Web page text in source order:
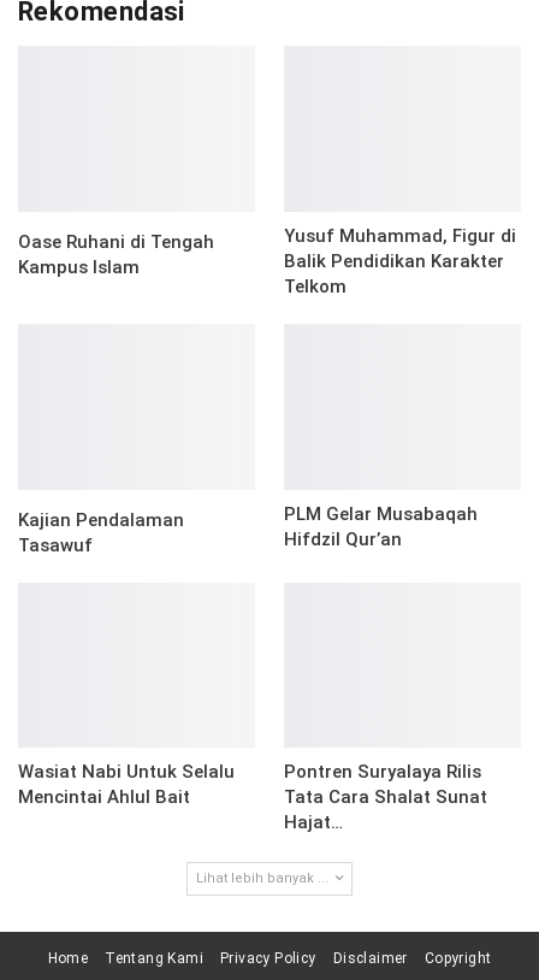
Rekomendasi
Oase Ruhani di Tengah
Kampus Islam
Yusuf Muhammad, Figur di
Balik Pendidikan Karakter
Telkom
Kajian Pendalaman
Tasawuf
PLM Gelar Musabaqah
Hifdzil Qur’an
Wasiat Nabi Untuk Selalu
Mencintai Ahlul Bait
Pontren Suryalaya Rilis
Tata Cara Shalat Sunat
Hajat…
Lihat lebih banyak ...
Home Tentang Kami Privacy Policy Disclaimer
Copyright